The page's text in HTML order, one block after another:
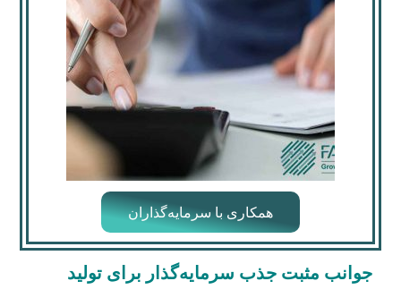
همکاری با سرمایه‌گذاران
جوانب مثبت جذب سرمایهگذار برای تولید